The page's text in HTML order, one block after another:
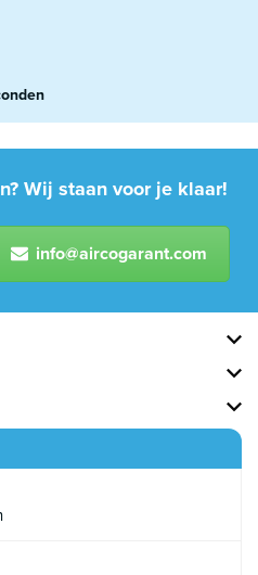
Wij staan voor je klaar!
info@aircogarant.com